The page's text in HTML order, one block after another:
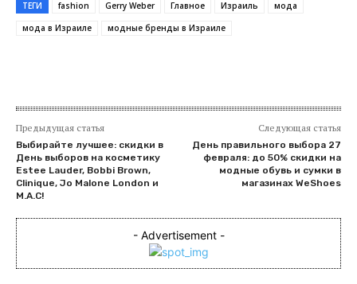
ТЕГИ fashion Gerry Weber Главное Израиль
мода
мода в Израиле
модные бренды в Израиле
Предыдущая статья
Выбирайте лучшее: скидки в
День выборов на косметику
Estee Lauder, Bobbi Brown,
Clinique, Jo Malone London и
M.A.C!
Следующая статья
День правильного выбора 27
февраля: до 50% скидки на
модные обувь и сумки в
магазинах WeShoes
- Advertisement -